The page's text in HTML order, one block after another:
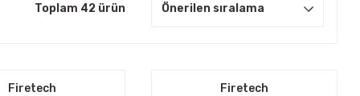
Toplam 42 ürün
Firetech
Firetech